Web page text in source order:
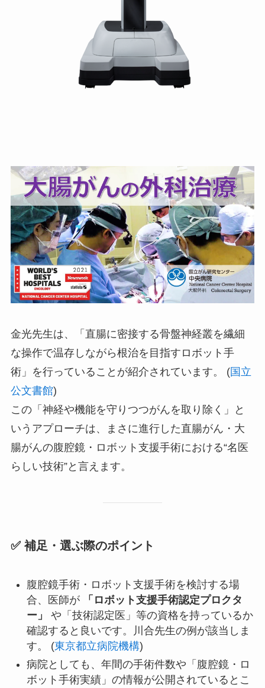
金光先生は、「直腸に密接する骨盤神経叢を繊細
な操作で温存しながら根治を目指すロボット手
術」を行っていることが紹介されています。 (国立
公文書館)
この「神経や機能を守りつつがんを取り除く」と
いうアプローチは、まさに進行した直腸がん・大
腸がんの腹腔鏡・ロボット支援手術における“名医
らしい技術”と言えます。
✅ 補足・選ぶ際のポイント
腹腔鏡手術・ロボット支援手術を検討する場
合、医師が
「ロボット支援手術認定プロクタ
ー」
や「技術認定医」等の資格を持っているか
確認すると良いです。川合先生の例が該当しま
す。 (東京都立病院機構)
病院としても、年間の手術件数や「腹腔鏡・ロ
ボット手術実績」の情報が公開されているとこ